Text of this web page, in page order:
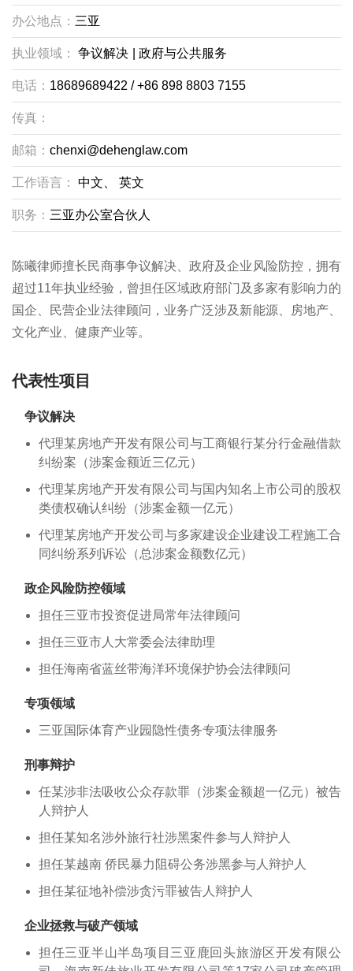
办公地点： 三亚
执业领域： 争议解决 政府与公共服务
电话： 18689689422 / +86 898 8803 7155
传真：
邮箱： chenxi@dehenglaw.com
工作语言： 中文、 英文
职务： 三亚办公室合伙人
陈曦律师擅长民商事争议解决、政府及企业风险防控，拥有
超过11年执业经验，曾担任区域政府部门及多家有影响力的
国企、民营企业法律顾问，业务广泛涉及新能源、房地产、
文化产业、健康产业等。
代表性项目
争议解决
代理某房地产开发有限公司与工商银行某分行金融借款
纠纷案（涉案金额近三亿元）
代理某房地产开发有限公司与国内知名上市公司的股权
类债权确认纠纷（涉案金额一亿元）
代理某房地产开发公司与多家建设企业建设工程施工合
同纠纷系列诉讼（总涉案金额数亿元）
政企风险防控领域
担任三亚市投资促进局常年法律顾问
担任三亚市人大常委会法律助理
担任海南省蓝丝带海洋环境保护协会法律顾问
专项领域
三亚国际体育产业园隐性债务专项法律服务
刑事辩护
任某涉非法吸收公众存款罪（涉案金额超一亿元）被告
人辩护人
担任某知名涉外旅行社涉黑案件参与人辩护人
担任某越南 侨民暴力阻碍公务涉黑参与人辩护人
担任某征地补偿涉贪污罪被告人辩护人
企业拯救与破产领域
担任三亚半山半岛项目三亚鹿回头旅游区开发有限公